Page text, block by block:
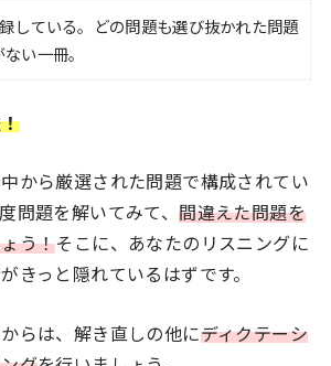
している。どの問題も選び抜かれた問題
い一冊。
！
から厳選された問題で構成されてい
問題を解いてみて、間違えた問題を
う！そこに、あなたのリスニングに
きっと隠れているはずです。
らは、解き直しの他にディクテーシ